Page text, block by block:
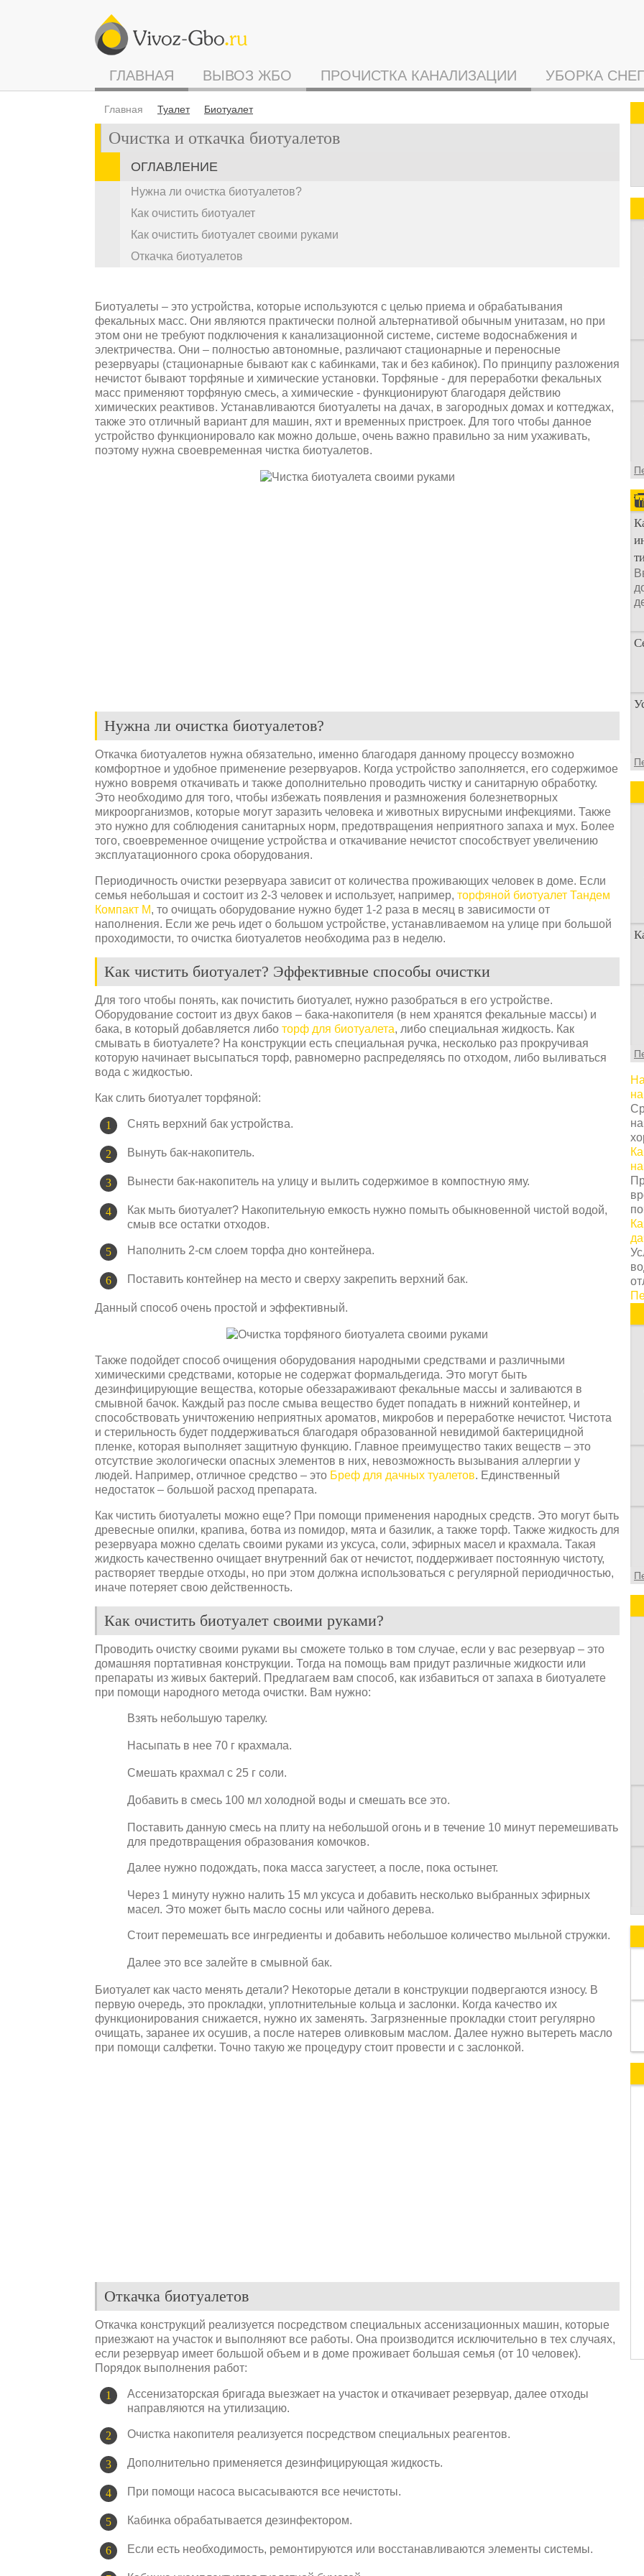
ГЛАВНАЯ ВЫВОЗ ЖБО ПРОЧИСТКА КАНАЛИЗАЦИИ УБОРКА
Главная Туалет Биотуалет
Очистка и откачка биотуалетов
ОГЛАВЛЕНИЕ
Нужна ли очистка биотуалетов?
Как очистить биотуалет
Как очистить биотуалет своими руками
Откачка биотуалетов
Биотуалеты – это устройства, которые используются с целью приема и обрабатывания
фекальных масс. Они являются практически полной альтернативой обычным унитазам, но при
этом они не требуют подключения к канализационной системе, системе водоснабжения и
электричества. Они – полностью автономные, различают стационарные и переносные
резервуары (стационарные бывают как с кабинками, так и без кабинок). По принципу разложения
нечистот бывают торфяные и химические установки. Торфяные - для переработки фекальных
масс применяют торфяную смесь, а химические - функционируют благодаря действию
химических реактивов. Устанавливаются биотуалеты на дачах, в загородных домах и коттеджах,
также это отличный вариант для машин, яхт и временных пристроек. Для того чтобы данное
устройство функционировало как можно дольше, очень важно правильно за ним ухаживать,
поэтому нужна своевременная чистка биотуалетов.
Нужна ли очистка биотуалетов?
Откачка биотуалетов нужна обязательно, именно благодаря данному процессу возможно
комфортное и удобное применение резервуаров. Когда устройство заполняется, его содержимое
нужно вовремя откачивать и также дополнительно проводить чистку и санитарную обработку.
Это необходимо для того, чтобы избежать появления и размножения болезнетворных
микроорганизмов, которые могут заразить человека и животных вирусными инфекциями. Также
это нужно для соблюдения санитарных норм, предотвращения неприятного запаха и мух. Более
того, своевременное очищение устройства и откачивание нечистот способствует увеличению
эксплуатационного срока оборудования.
Периодичность очистки резервуара зависит от количества проживающих человек в доме. Если
семья небольшая и состоит из 2-3 человек и использует, например, торфяной биотуалет Тандем
Компакт М, то очищать оборудование нужно будет 1-2 раза в месяц в зависимости от
наполнения. Если же речь идет о большом устройстве, устанавливаемом на улице при большой
проходимости, то очистка биотуалетов необходима раз в неделю.
Как чистить биотуалет? Эффективные способы очистки
Для того чтобы понять, как почистить биотуалет, нужно разобраться в его устройстве.
Оборудование состоит из двух баков – бака-накопителя (в нем хранятся фекальные массы) и
бака, в который добавляется либо торф для биотуалета, либо специальная жидкость. Как
смывать в биотуалете? На конструкции есть специальная ручка, несколько раз прокручивая
которую начинает высыпаться торф, равномерно распределяясь по отходом, либо выливаться
вода с жидкостью.
Как слить биотуалет торфяной:
Снять верхний бак устройства.
Вынуть бак-накопитель.
Вынести бак-накопитель на улицу и вылить содержимое в компостную яму.
Как мыть биотуалет? Накопительную емкость нужно помыть обыкновенной чистой водой,
смыв все остатки отходов.
Наполнить 2-см слоем торфа дно контейнера.
Поставить контейнер на место и сверху закрепить верхний бак.
Данный способ очень простой и эффективный.
Также подойдет способ очищения оборудования народными средствами и различными
химическими средствами, которые не содержат формальдегида. Это могут быть
дезинфицирующие вещества, которые обеззараживают фекальные массы и заливаются в
смывной бачок. Каждый раз после смыва вещество будет попадать в нижний контейнер, и
способствовать уничтожению неприятных ароматов, микробов и переработке нечистот. Чистота
и стерильность будет поддерживаться благодаря образованной невидимой бактерицидной
пленке, которая выполняет защитную функцию. Главное преимущество таких веществ – это
отсутствие экологически опасных элементов в них, невозможность вызывания аллергии у
людей. Например, отличное средство – это Бреф для дачных туалетов. Единственный
недостаток – большой расход препарата.
Как чистить биотуалеты можно еще? При помощи применения народных средств. Это могут быть
древесные опилки, крапива, ботва из помидор, мята и базилик, а также торф. Также жидкость для
резервуара можно сделать своими руками из уксуса, соли, эфирных масел и крахмала. Такая
жидкость качественно очищает внутренний бак от нечистот, поддерживает постоянную чистоту,
растворяет твердые отходы, но при этом должна использоваться с регулярной периодичностью,
иначе потеряет свою действенность.
Как очистить биотуалет своими руками?
Проводить очистку своими руками вы сможете только в том случае, если у вас резервуар – это
домашняя портативная конструкции. Тогда на помощь вам придут различные жидкости или
препараты из живых бактерий. Предлагаем вам способ, как избавиться от запаха в биотуалете
при помощи народного метода очистки. Вам нужно:
Взять небольшую тарелку.
Насыпать в нее 70 г крахмала.
Смешать крахмал с 25 г соли.
Добавить в смесь 100 мл холодной воды и смешать все это.
Поставить данную смесь на плиту на небольшой огонь и в течение 10 минут перемешивать
для предотвращения образования комочков.
Далее нужно подождать, пока масса загустеет, а после, пока остынет.
Через 1 минуту нужно налить 15 мл уксуса и добавить несколько выбранных эфирных
масел. Это может быть масло сосны или чайного дерева.
Стоит перемешать все ингредиенты и добавить небольшое количество мыльной стружки.
Далее это все залейте в смывной бак.
Биотуалет как часто менять детали? Некоторые детали в конструкции подвергаются износу. В
первую очередь, это прокладки, уплотнительные кольца и заслонки. Когда качество их
функционирования снижается, нужно их заменять. Загрязненные прокладки стоит регулярно
очищать, заранее их осушив, а после натерев оливковым маслом. Далее нужно вытереть масло
при помощи салфетки. Точно такую же процедуру стоит провести и с заслонкой.
Откачка биотуалетов
Откачка конструкций реализуется посредством специальных ассенизационных машин, которые
приезжают на участок и выполняют все работы. Она производится исключительно в тех случаях,
если резервуар имеет большой объем и в доме проживает большая семья (от 10 человек).
Порядок выполнения работ:
Ассенизаторская бригада выезжает на участок и откачивает резервуар, далее отходы
направляются на утилизацию.
Очистка накопителя реализуется посредством специальных реагентов.
Дополнительно применяется дезинфицирующая жидкость.
При помощи насоса высасываются все нечистоты.
Кабинка обрабатывается дезинфектором.
Если есть необходимость, ремонтируются или восстанавливаются элементы системы.